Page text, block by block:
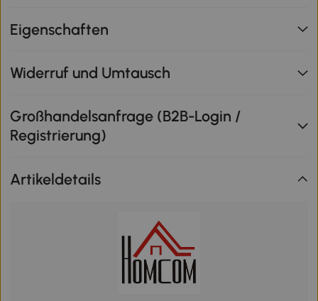
Eigenschaften
Widerruf und Umtausch
Großhandelsanfrage (B2B-Login /
Registrierung)
Artikeldetails